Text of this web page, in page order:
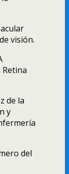
visión.
de la
y
del